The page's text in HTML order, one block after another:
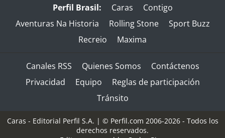
Perfil Brasil: Caras
Contigo
Aventuras Na Historia
Rolling Stone
Sport Buzz
Recreio
Maxima
Canales RSS Quienes Somos
Contáctenos
Privacidad
Equipo
Reglas de participación
Tránsito
Caras - Editorial Perfil S.A. | © Perfil.com 2006-2026 - Todos los
derechos reservados.